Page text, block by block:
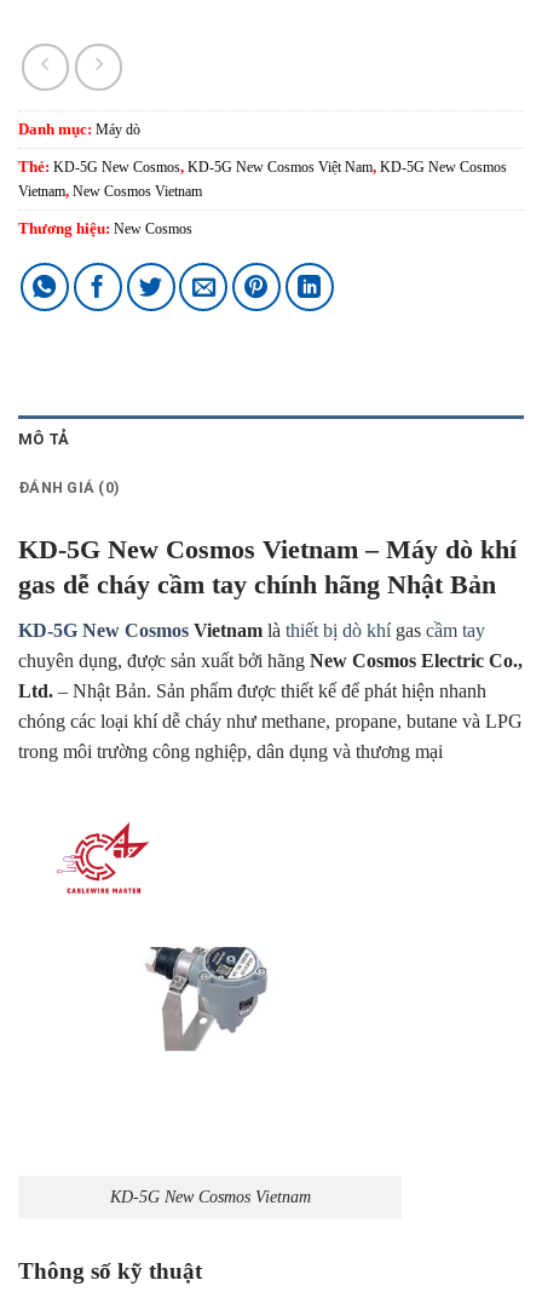
Danh mục: Máy dò
Thẻ: KD-5G New Cosmos, KD-5G New Cosmos Việt Nam, KD-5G New Cosmos
Vietnam, New Cosmos Vietnam
Thương hiệu: New Cosmos
MÔ TẢ
ĐÁNH GIÁ (0)
KD-5G New Cosmos Vietnam – Máy dò khí
gas dễ cháy cầm tay chính hãng Nhật Bản
KD-5G New Cosmos Vietnam là thiết bị dò khígas cầm tay
chuyên dụng, được sản xuất bởi hãng New Cosmos Electric Co.,
Ltd. – Nhật Bản. Sản phẩm được thiết kế để phát hiện nhanh
chóng các loại khí dễ cháy như methane, propane, butane và LPG
trong môi trường công nghiệp, dân dụng và thương mại
KD-5G New Cosmos Vietnam
Thông số kỹ thuật